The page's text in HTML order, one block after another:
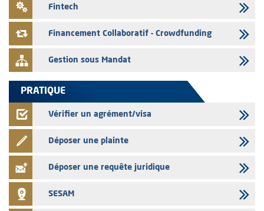
03/08/2026
L' AMMC publie les indicateurs mensuels du marché des capitaux pour
le mois de Juin 2026
Fintech
Financement Collaboratif - Crowdfunding
Gestion sous Mandat
PRATIQUE
Vérifier un agrément/visa
Déposer une plainte
Déposer une requête juridique
SESAM